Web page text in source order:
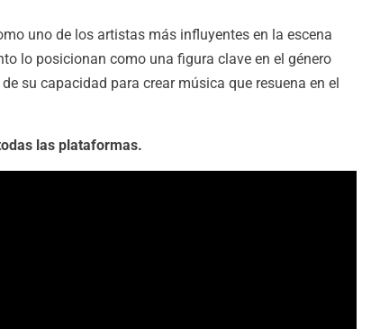
uno de los artistas más influyentes en la escena
lo posicionan como una figura clave en el género
su capacidad para crear música que resuena en el
las plataformas.